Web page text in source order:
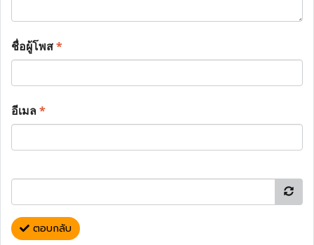
ชื่อผู้โพส*
อีเมล*
ตอบกลับ